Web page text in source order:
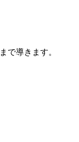
で導きます。